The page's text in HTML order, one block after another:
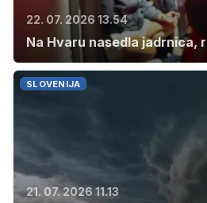
22. 07. 2026 13.54
Na Hvaru nasedla jadrnica,
SLOVENIJA
21. 07. 2026 11.13